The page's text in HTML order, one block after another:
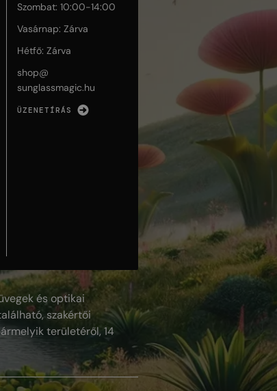
Szombat: 10:00-14:00
Vasárnap: Zárva
Hétfő: Zárva
shop@
sunglassmagic.hu
ÜZENETÍRÁS
és optikai
szakértői
területéről, 14